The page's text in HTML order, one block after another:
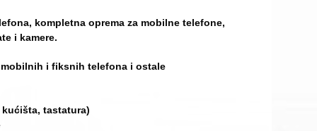
kompletna oprema za mobilne telefone,
i kamere.
i fiksnih telefona i ostale
tastatura)